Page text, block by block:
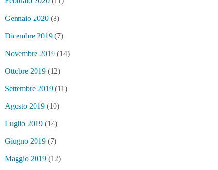
Gennaio 2020 (8)
Dicembre 2019 (7)
Novembre 2019 (14)
Ottobre 2019 (12)
Settembre 2019 (11)
Agosto 2019 (10)
Luglio 2019 (14)
Giugno 2019 (7)
Maggio 2019 (12)